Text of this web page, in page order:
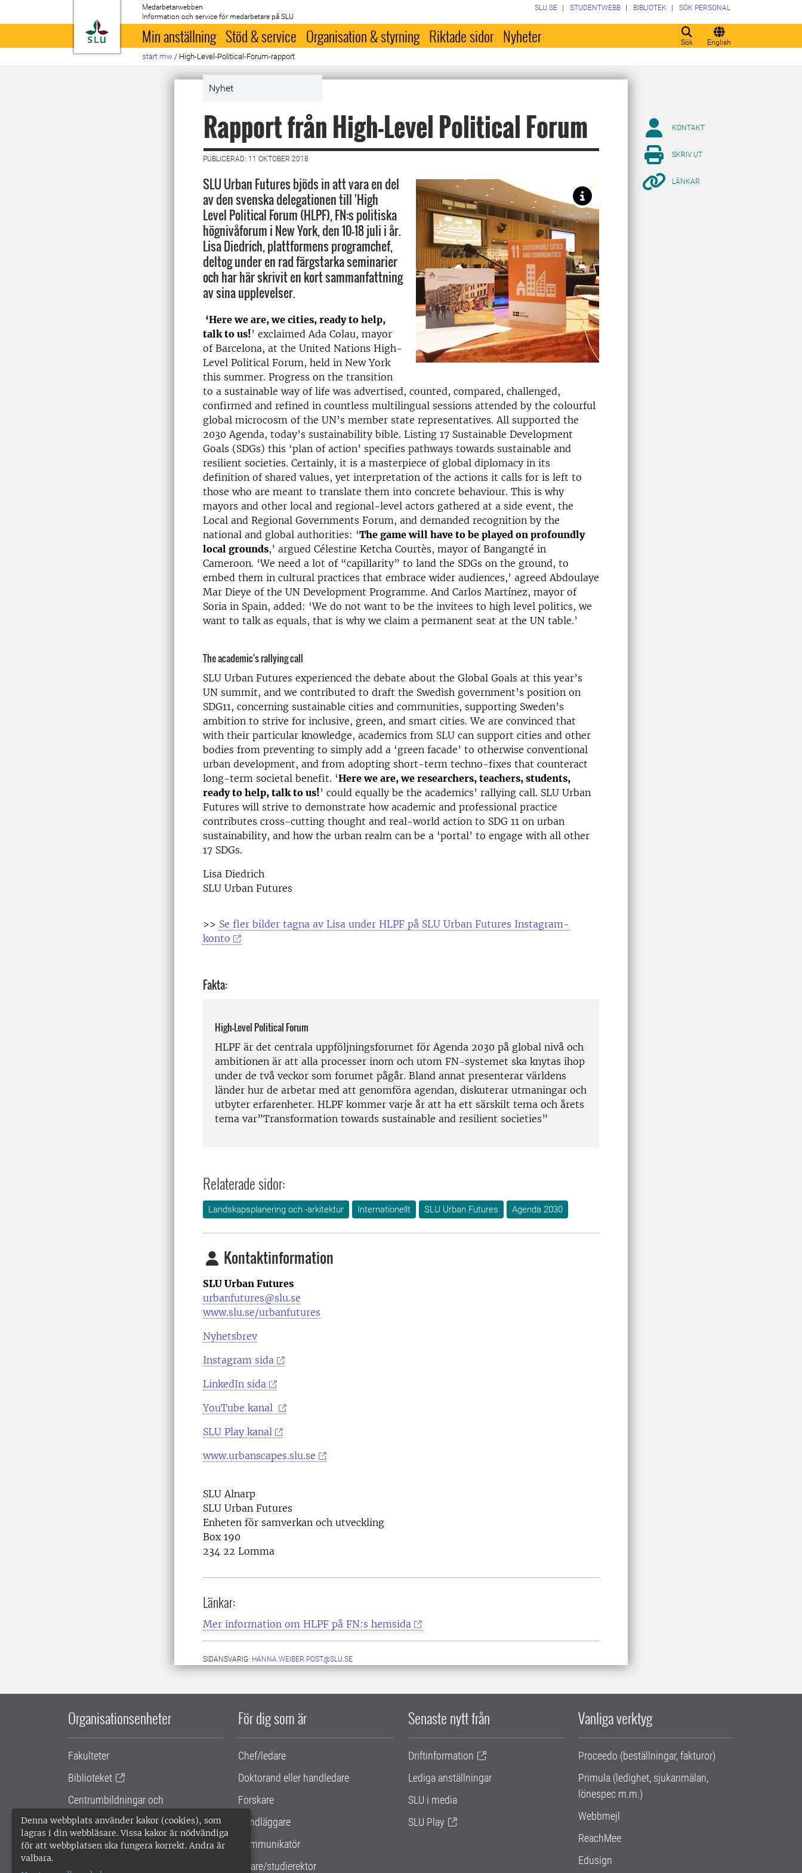
Denna webbplats använder kakor (cookies), som
lagras i din webbläsare. Vissa kakor är nödvändiga
för att webbplatsen ska fungera korrekt. Andra är
valbara.
Till startsida
Medarbetarwebben
Information och service för medarbetare på SLU
Sök English
SLU.SE STUDENTWEBB BIBLIOTEK SÖK PERSONAL
Min anställning Stöd & service Organisation & styrning Riktade sidor Nyheter
start mw / High-Level-Political-Forum-rapport
Nyhet
Rapport från High-Level Political Forum
PUBLICERAD: 11 OKTOBER 2018
SLU Urban Futures bjöds in att vara en del
av den svenska delegationen till 'High
Level Political Forum (HLPF), FN:s politiska
högnivåforum i New York, den 10-18 juli i år.
Lisa Diedrich, plattformens programchef,
deltog under en rad färgstarka seminarier
och har här skrivit en kort sammanfattning
av sina upplevelser.
‘Here we are, we cities, ready to help,
talk to us!’ exclaimed Ada Colau, mayor
of Barcelona, at the United Nations High-
Level Political Forum, held in New York
this summer. Progress on the transition
to a sustainable way of life was advertised, counted, compared, challenged,
confirmed and refined in countless multilingual sessions attended by the colourful
global microcosm of the UN’s member state representatives. All supported the
2030 Agenda, today’s sustainability bible. Listing 17 Sustainable Development
Goals (SDGs) this ‘plan of action’ specifies pathways towards sustainable and
resilient societies. Certainly, it is a masterpiece of global diplomacy in its
definition of shared values, yet interpretation of the actions it calls for is left to
those who are meant to translate them into concrete behaviour. This is why
mayors and other local and regional-level actors gathered at a side event, the
Local and Regional Governments Forum, and demanded recognition by the
national and global authorities: ‘The game will have to be played on profoundly
local grounds,’ argued Célestine Ketcha Courtès, mayor of Bangangté in
Cameroon. ‘We need a lot of “capillarity” to land the SDGs on the ground, to
embed them in cultural practices that embrace wider audiences,’ agreed Abdoulaye
Mar Dieye of the UN Development Programme. And Carlos Martínez, mayor of
Soria in Spain, added: ‘We do not want to be the invitees to high level politics, we
want to talk as equals, that is why we claim a permanent seat at the UN table.’
The academic's rallying call
SLU Urban Futures experienced the debate about the Global Goals at this year’s
UN summit, and we contributed to draft the Swedish government’s position on
SDG11, concerning sustainable cities and communities, supporting Sweden’s
ambition to strive for inclusive, green, and smart cities. We are convinced that
with their particular knowledge, academics from SLU can support cities and other
bodies from preventing to simply add a ‘green facade’ to otherwise conventional
urban development, and from adopting short-term techno-fixes that counteract
long-term societal benefit. ‘Here we are, we researchers, teachers, students,
ready to help, talk to us!’ could equally be the academics’ rallying call. SLU Urban
Futures will strive to demonstrate how academic and professional practice
contributes cross-cutting thought and real-world action to SDG 11 on urban
sustainability, and how the urban realm can be a ‘portal’ to engage with all other
17 SDGs.
Lisa Diedrich
SLU Urban Futures
>> Se fler bilder tagna av Lisa under HLPF på SLU Urban Futures Instagram-
konto
Fakta:
High-Level Political Forum
HLPF är det centrala uppföljningsforumet för Agenda 2030 på global nivå och
ambitionen är att alla processer inom och utom FN-systemet ska knytas ihop
under de två veckor som forumet pågår. Bland annat presenterar världens
länder hur de arbetar med att genomföra agendan, diskuterar utmaningar och
utbyter erfarenheter. HLPF kommer varje år att ha ett särskilt tema och årets
tema var”Transformation towards sustainable and resilient societies”
Relaterade sidor:
Landskapsplanering och -arkitektur Internationellt SLU Urban Futures Agenda 2030
Kontaktinformation
SLU Urban Futures
urbanfutures@slu.se
www.slu.se/urbanfutures
Nyhetsbrev
Instagram sida
LinkedIn sida
YouTube kanal
SLU Play kanal
www.urbanscapes.slu.se
SLU Alnarp
SLU Urban Futures
Enheten för samverkan och utveckling
Box 190
234 22 Lomma
Länkar:
Mer information om HLPF på FN:s hemsida
SIDANSVARIG: HANNA.WEIBER.POST@SLU.SE
KONTAKT
SKRIV UT
LÄNKAR
Organisationsenheter
Fakulteter
Biblioteket
Centrumbildningar och
samarbetsprojekt
Gemensamma verksamhetsstödet
För dig som är
Chef/ledare
Doktorand eller handledare
Forskare
Handläggare
Kommunikatör
Lärare/studierektor
Senaste nytt från
Driftinformation
Lediga anställningar
SLU i media
SLU Play
Vanliga verktyg
Proceedo (beställningar, fakturor)
Primula (ledighet, sjukanmälan,
lönespec m.m.)
Webbmejl
ReachMee
Edusign